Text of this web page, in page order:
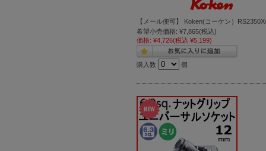
【メール便可】 Koken(コーケン）
希望小売価格: ¥7,865(税込)
価格: ¥4,726(税込 ¥5,199)
購入数 個